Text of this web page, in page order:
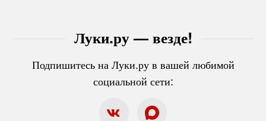
Луки.ру — везде!
Подпишитесь на Луки.ру в вашей любимой
социальной сети: